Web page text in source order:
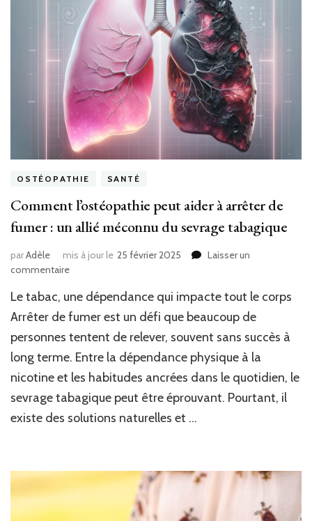
OSTÉOPATHIE SANTÉ
Comment l’ostéopathie peut aider à arrêter de
fumer : un allié méconnu du sevrage tabagique
parAdèle mis à jour le 25 février 2025
Laisser un
commentairesur
l’ostéopathie
peut
à
arrêter
de
fumer
:
un
sevrage
tabagique
Le tabac, une dépendance qui impacte tout le corps
Arrêter de fumer est un défi que beaucoup de
personnes tentent de relever, souvent sans succès à
long terme. Entre la dépendance physique à la
nicotine et les habitudes ancrées dans le quotidien, le
sevrage tabagique peut être éprouvant. Pourtant, il
existe des solutions naturelles et …